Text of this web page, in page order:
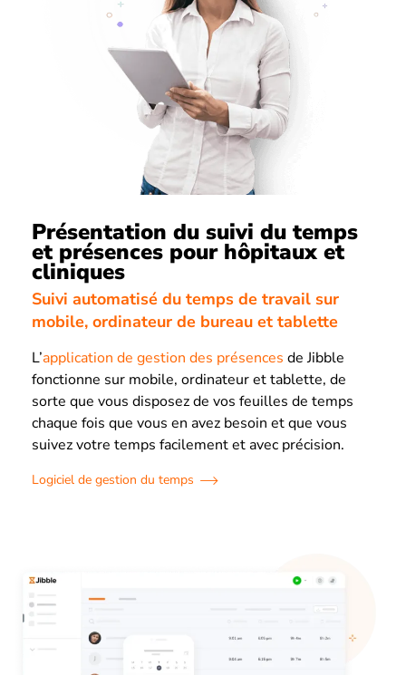
Présentation du suivi du temps
et présences pour hôpitaux et
cliniques
Suivi automatisé du temps de travail sur
mobile, ordinateur de bureau et tablette
L’application de gestion des présences de Jibble
fonctionne sur mobile, ordinateur et tablette, de
sorte que vous disposez de vos feuilles de temps
chaque fois que vous en avez besoin et que vous
suivez votre temps facilement et avec précision.
Logiciel de gestion du temps